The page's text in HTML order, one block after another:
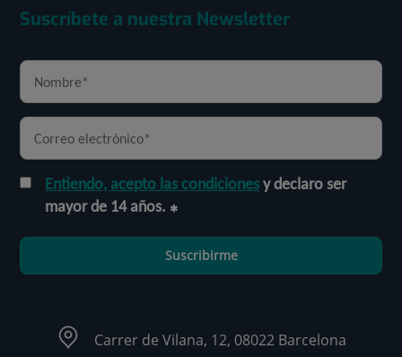
Suscríbete a nuestra Newsletter
Entiendo, acepto las condicionesy declaro ser
mayor de 14 años.
Suscribirme
Carrer de Vilana, 12, 08022 Barcelona